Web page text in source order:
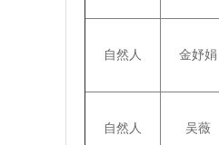
自然人 金妤娟
自然人 吴薇